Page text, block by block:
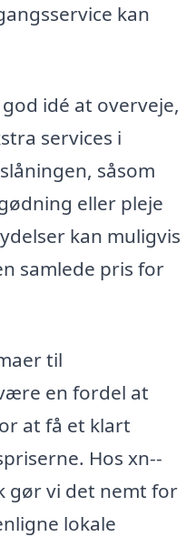
kan
idé at overveje,
services i
såsom
eller pleje
kan muligvis
samlede pris for
til
en fordel at
at få et klart
Hos xn--
gør vi det nemt for
lokale